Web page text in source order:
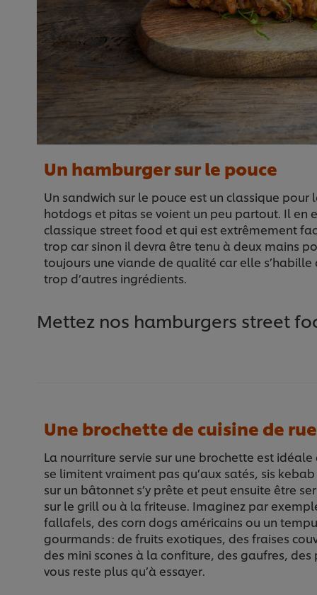
Un hamburger sur le pouce
Un sandwich sur le pouce est un classique pour
hotdogs et pitas se voient un peu partout. Il
classique street food et qui est extrêmement
trop car sinon il devra être tenu à deux mains
toujours une viande de qualité car elle
trop d’autres ingrédients.
Mettez nos hamburgers street
Une brochette de cuisine de rue
La nourriture servie sur une brochette est
se limitent vraiment pas qu’aux satés, sis
sur un bâtonnet s’y prête et peut ensuite être
sur le grill ou à la friteuse. Imaginez par
fallafels, des corn dogs américains ou un
gourmands : de fruits exotiques, des fraises
des mini scones à la confiture, des gaufres,
vous reste plus qu’à essayer.